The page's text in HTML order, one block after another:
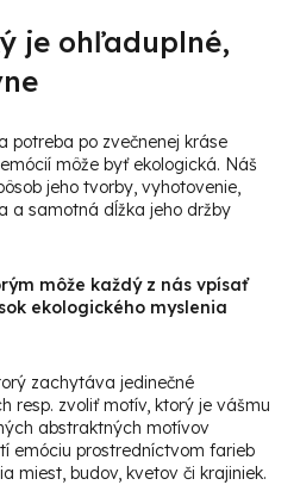
je ohľaduplné,
potreba po zvečnenej kráse
môže byť ekologická. Náš
jeho tvorby, vyhotovenie,
a samotná dĺžka jeho držby
môže každý z nás vpísať
ekologického myslenia
zachytáva jedinečné
resp. zvoliť motív, ktorý je vášmu
abstraktných motívov
emóciu prostredníctvom farieb
miest, budov, kvetov či krajiniek.